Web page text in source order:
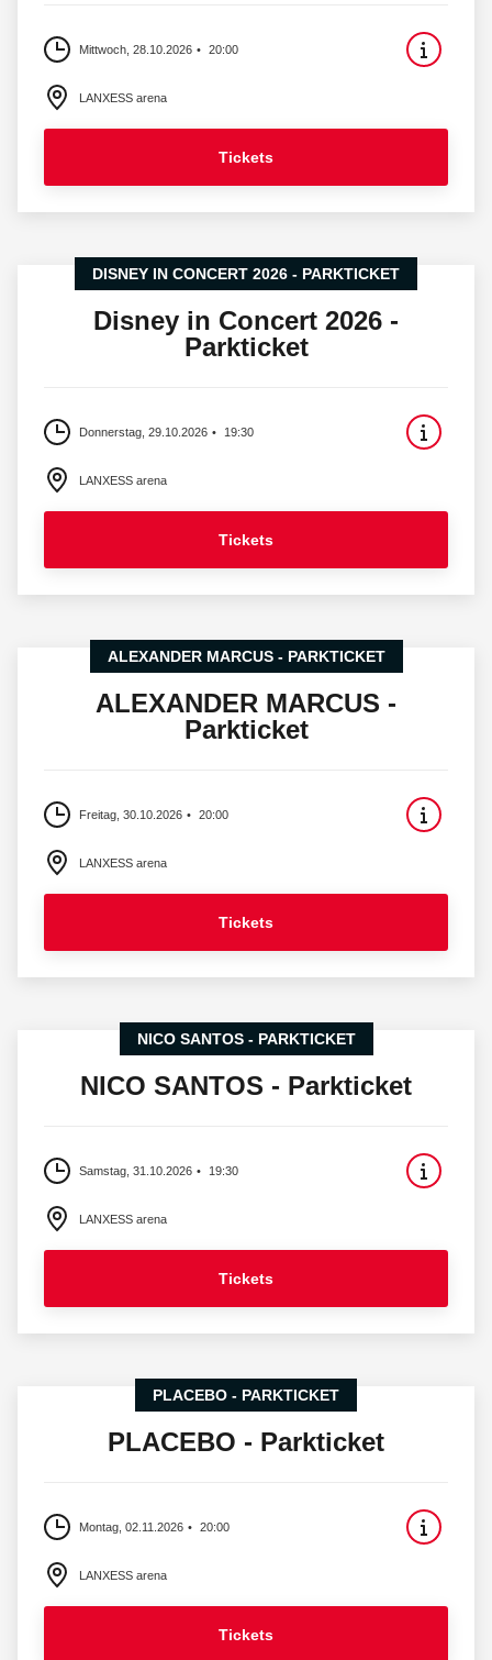
Mittwoch, 28.10.2026 20:00
LANXESS arena
Tickets
DISNEY IN CONCERT 2026 - PARKTICKET
Disney in Concert 2026 -
Parkticket
Donnerstag, 29.10.2026 19:30
LANXESS arena
Tickets
ALEXANDER MARCUS - PARKTICKET
ALEXANDER MARCUS -
Parkticket
Freitag, 30.10.2026 20:00
LANXESS arena
Tickets
NICO SANTOS - PARKTICKET
NICO SANTOS - Parkticket
Samstag, 31.10.2026 19:30
LANXESS arena
Tickets
PLACEBO - PARKTICKET
PLACEBO - Parkticket
Montag, 02.11.2026 20:00
LANXESS arena
Tickets